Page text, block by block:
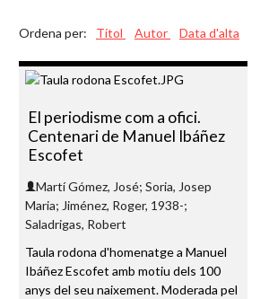
Ordena per: Títol Autor Data d'alta
El periodisme com a ofici.
Centenari de Manuel Ibáñez
Escofet
Martí Gómez, José; Soria, Josep
Maria; Jiménez, Roger, 1938-;
Saladrigas, Robert
Taula rodona d'homenatge a Manuel
Ibáñez Escofet amb motiu dels 100
anys del seu naixement. Moderada pel